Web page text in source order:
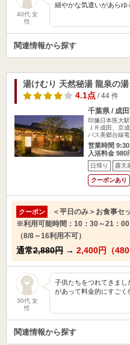
40代 女
性
細やかな気遣いがあらゆ
関連情報から探す
湯けむり 天然秘湯 龍泉の湯
4.1点/ 44 件
千葉県 / 成
印旛日本医大
ＪＲ成田、京
バス美郷台線
営業時間
入浴料金 980
日帰り 露天
クーポンあり
クーポン
＜平日のみ＞お食事セ
※利用可能時間：10：30～21：00
（8/8～16利用不可）
通常2,880円 → 2,400円（480
30代 女
性
子供たちをつれてきま
があって料金的にすごく
関連情報から探す